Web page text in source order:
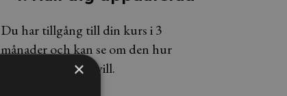
Du har tillgång till din kurs i 3
månader och kan se om den hur
många gånger du vill.
×